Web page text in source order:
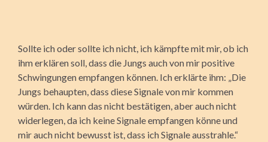
Sollte ich oder sollte ich nicht, ich kämpfte mit mir, ob ich
ihm erklären soll, dass die Jungs auch von mir positive
Schwingungen empfangen können. Ich erklärte ihm: „Die
Jungs behaupten, dass diese Signale von mir kommen
würden. Ich kann das nicht bestätigen, aber auch nicht
widerlegen, da ich keine Signale empfangen könne und
mir auch nicht bewusst ist, dass ich Signale ausstrahle.“